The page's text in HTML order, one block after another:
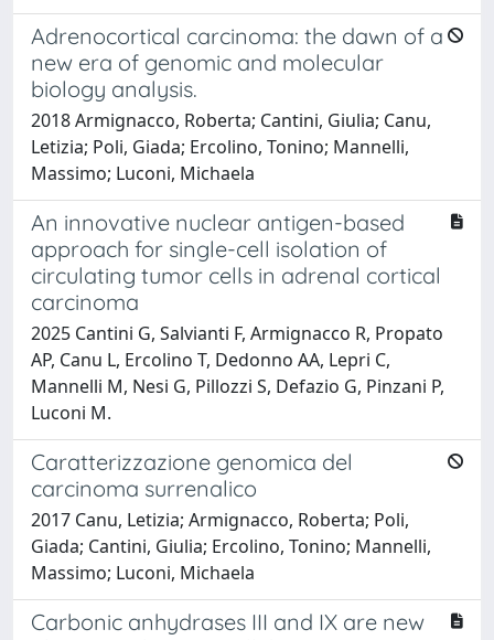
Adrenocortical carcinoma: the dawn of a
new era of genomic and molecular
biology analysis.
2018 Armignacco, Roberta; Cantini, Giulia; Canu,
Letizia; Poli, Giada; Ercolino, Tonino; Mannelli,
Massimo; Luconi, Michaela
An innovative nuclear antigen-based
approach for single-cell isolation of
circulating tumor cells in adrenal cortical
carcinoma
2025 Cantini G, Salvianti F, Armignacco R, Propato
AP, Canu L, Ercolino T, Dedonno AA, Lepri C,
Mannelli M, Nesi G, Pillozzi S, Defazio G, Pinzani P,
Luconi M.
Caratterizzazione genomica del
carcinoma surrenalico
2017 Canu, Letizia; Armignacco, Roberta; Poli,
Giada; Cantini, Giulia; Ercolino, Tonino; Mannelli,
Massimo; Luconi, Michaela
Carbonic anhydrases III and IX are new